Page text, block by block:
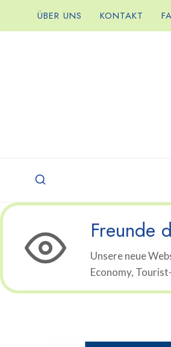
ÜBER UNS KONTAKT
Freunde
Unsere neue
Economy,